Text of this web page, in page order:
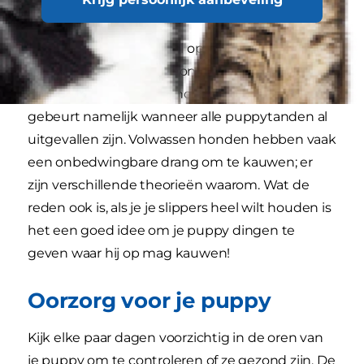
Probeert je puppy overal op te kauwen?
Kauwen bij volwassen honden is anders dan
kauwen wanneer de tanden doorkomen; het
gebeurt namelijk wanneer alle puppytanden al
uitgevallen zijn. Volwassen honden hebben vaak
een onbedwingbare drang om te kauwen; er
zijn verschillende theorieën waarom. Wat de
reden ook is, als je je slippers heel wilt houden is
het een goed idee om je puppy dingen te
geven waar hij op mag kauwen!
Oorzorg voor je puppy
Kijk elke paar dagen voorzichtig in de oren van
je puppy om te controleren of ze gezond zijn. De